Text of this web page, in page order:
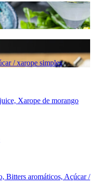
/ xarope simples
Xarope de morango
Bitters aromáticos, Açúcar /